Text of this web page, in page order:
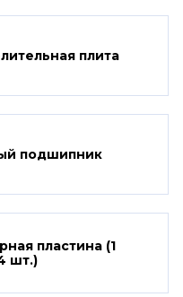
плита
подшипник
пластина (1
шт.)